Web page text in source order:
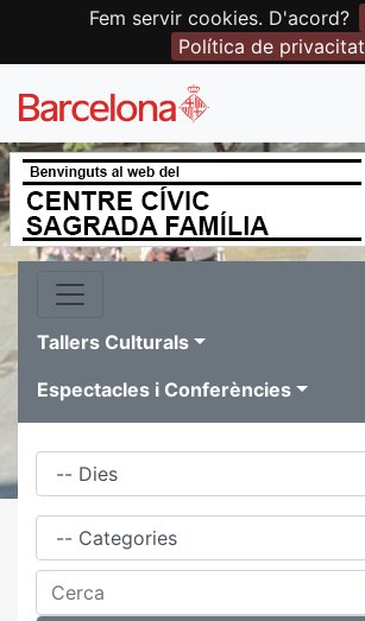
Fem servir cookies. D'acord?
Política de privacitat
Tallers Culturals
Espectacles i Conferències
Dies
Família
Cerca